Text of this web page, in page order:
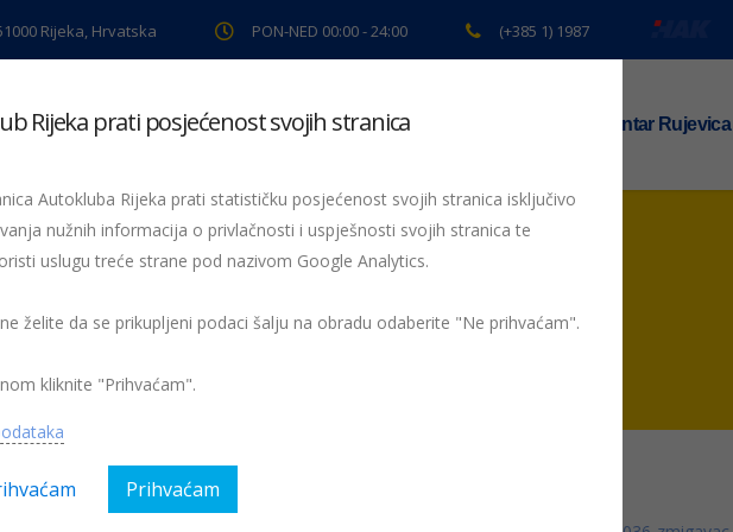
Rijeka, Hrvatska PON-NED 00:00 - 24:00 (+385 1) 1987
pregled Pomoć na cesti Servis Preventiva TS centar Rujevica
Žmigavac 36 036-zmigavac
Rijeka prati posjećenost svojih stranica
Autokluba Rijeka prati statističku posjećenost svojih stranica isključivo
nužnih informacija o privlačnosti i uspješnosti svojih stranica te
uslugu treće strane pod nazivom Google Analytics.
želite da se prikupljeni podaci šalju na obradu odaberite "Ne prihvaćam".
kliknite "Prihvaćam".
Prihvaćam